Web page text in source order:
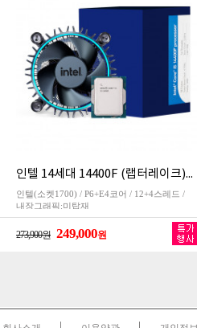
인텔 14세대 14400F (랩터레이크)밸류팩
인텔(소켓1700) / P6+E4코어 / 12+4스레드 /
내장그래픽:미탑재
273,900원 249,000원